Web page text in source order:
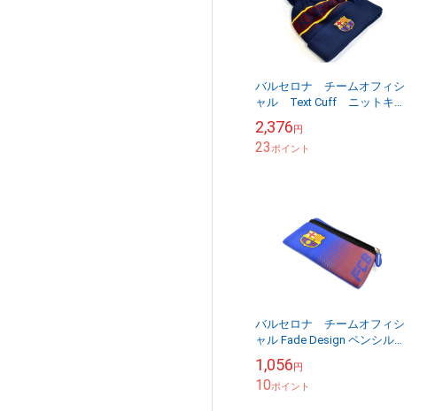
バルセロナ チームオフィシ
ャル Text Cuff ニットキャ
無料商品】
2,376円
23ポイント
バルセロナ チームオフィシ
ャル Fade Design ペンシルケ
1,056円
10ポイント